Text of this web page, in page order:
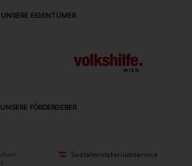
UNSERE EIGENTÜMER
UNSERE FÖRDERGEBER